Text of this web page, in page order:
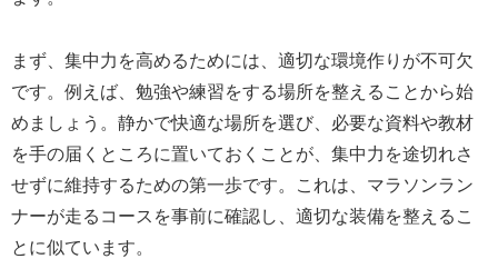
まず、集中力を高めるためには、適切な環境作りが不可欠
です。例えば、勉強や練習をする場所を整えることから始
めましょう。静かで快適な場所を選び、必要な資料や教材
を手の届くところに置いておくことが、集中力を途切れさ
せずに維持するための第一歩です。これは、マラソンラン
ナーが走るコースを事前に確認し、適切な装備を整えるこ
とに似ています。